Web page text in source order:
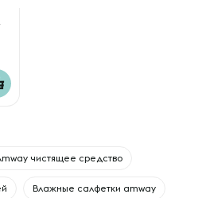
чистящее средство
Влажные салфетки amway